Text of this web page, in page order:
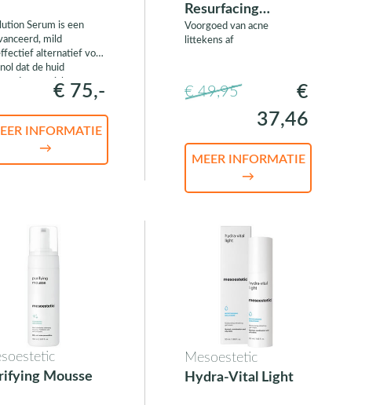
Serum is een
mild
alternatief voor
dat de huid
opzichten
verbetert€ 75,-
INFORMATIE
→
Resurfacing
Treatment
Voorgoed van acne
littekens af
€ 49,95
€
37,46
MEER INFORMATIE
→
Mousse
Mesoestetic
Hydra-Vital Light